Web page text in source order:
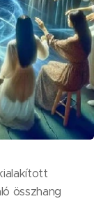
összhang